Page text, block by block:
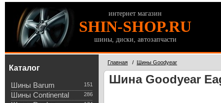
интернет магазин
SHIN-SHOP.RU
шины, диски, автозапчасти
Каталог
151
Шины Barum
286
Шины Continental
Главная / Шины Goodyear
Шина Goodyear